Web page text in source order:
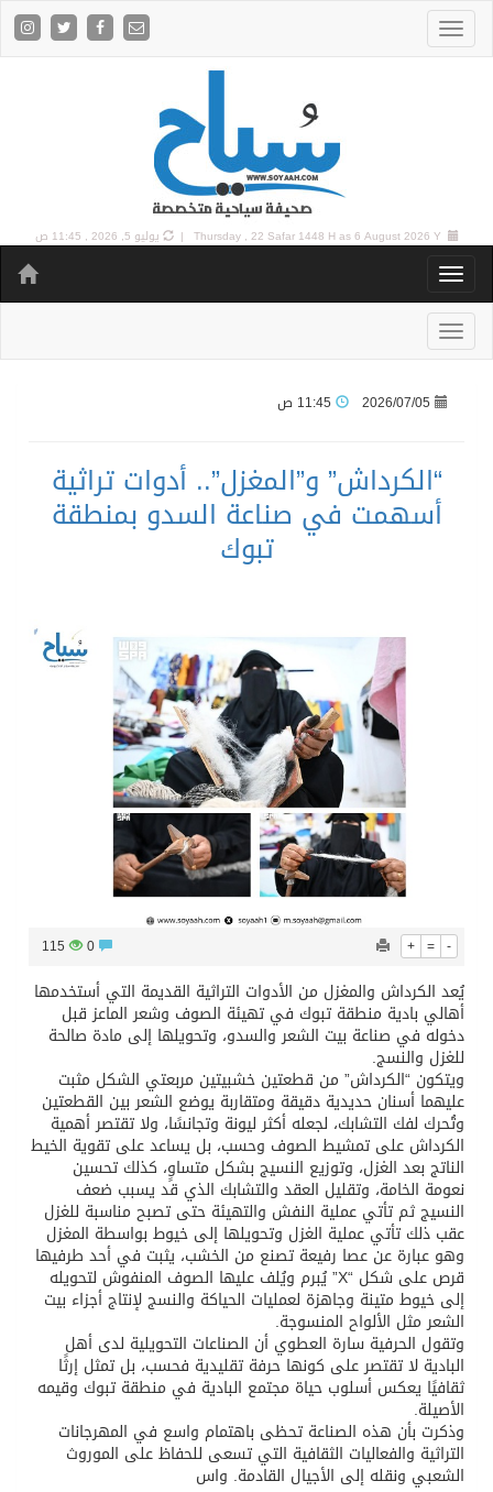
Thursday , 22 Safar 1448 H as6 August 2026 Y | يوليو 5, 2026 , 11:45 ص
2026/07/05
“الكرداش” و”المغزل”.. أدوات تراثية
أسهمت في صناعة السدو بمنطقة
تبوك
+ = -
115
يُعد الكرداش والمغزل من الأدوات التراثية القديمة التي أستخدمها
أهالي بادية منطقة تبوك في تهيئة الصوف وشعر الماعز قبل
دخوله في صناعة بيت الشعر والسدو، وتحويلها إلى مادة صالحة
للغزل والنسج.
ويتكون “الكرداش” من قطعتين خشبيتين مربعتي الشكل مثبت
عليهما أسنان حديدية دقيقة ومتقاربة يوضع الشعر بين القطعتين
وتُحرك لفك التشابك، لجعله أكثر ليونة وتجانسًا، ولا تقتصر أهمية
الكرداش على تمشيط الصوف وحسب، بل يساعد على تقوية الخيط
الناتج بعد الغزل، وتوزيع النسيج بشكل متساوٍ، كذلك تحسين
نعومة الخامة، وتقليل العقد والتشابك الذي قد يسبب ضعف
النسيج ثم تأتي عملية النفش والتهيئة حتى تصبح مناسبة للغزل
عقب ذلك تأتي عملية الغزل وتحويلها إلى خيوط بواسطة المغزل
وهو عبارة عن عصا رفيعة تصنع من الخشب، يثبت في أحد طرفيها
قرص على شكل “X” يُبرم ويُلف عليها الصوف المنفوش لتحويله
إلى خيوط متينة وجاهزة لعمليات الحياكة والنسج لإنتاج أجزاء بيت
الشعر مثل الألواح المنسوجة.
وتقول الحرفية سارة العطوي أن الصناعات التحويلية لدى أهل
البادية لا تقتصر على كونها حرفة تقليدية فحسب، بل تمثل إرثًا
ثقافيًا يعكس أسلوب حياة مجتمع البادية في منطقة تبوك وقيمه
الأصيلة.
وذكرت بأن هذه الصناعة تحظى باهتمام واسع في المهرجانات
التراثية والفعاليات الثقافية التي تسعى للحفاظ على الموروث
الشعبي ونقله إلى الأجيال القادمة. واس